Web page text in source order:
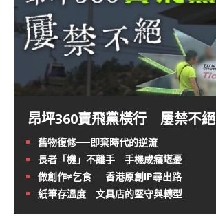
昂坪360賣飛黨橫行 屢禁不絕
舊物復修──即棄時代的逆流
長者「機」不離手 手機成癮堪憂
做創作≠乞食──香港原創IP尋出路
紙筆存溫度 文具店的堅守與轉型